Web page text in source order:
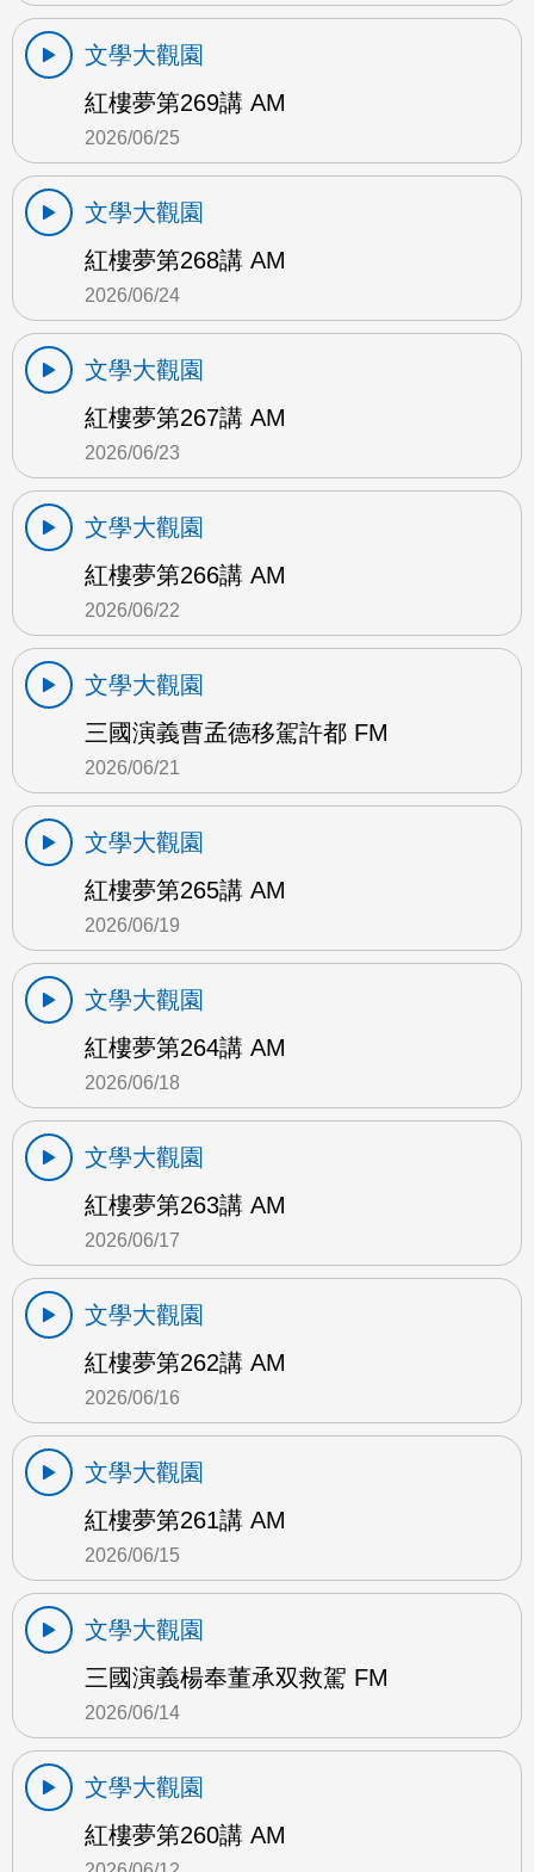
文學大觀園
紅樓夢第269講 AM
2026/06/25
文學大觀園
紅樓夢第268講 AM
2026/06/24
文學大觀園
紅樓夢第267講 AM
2026/06/23
文學大觀園
紅樓夢第266講 AM
2026/06/22
文學大觀園
三國演義曹孟德移駕許都 FM
2026/06/21
文學大觀園
紅樓夢第265講 AM
2026/06/19
文學大觀園
紅樓夢第264講 AM
2026/06/18
文學大觀園
紅樓夢第263講 AM
2026/06/17
文學大觀園
紅樓夢第262講 AM
2026/06/16
文學大觀園
紅樓夢第261講 AM
2026/06/15
文學大觀園
三國演義楊奉董承双救駕 FM
2026/06/14
文學大觀園
紅樓夢第260講 AM